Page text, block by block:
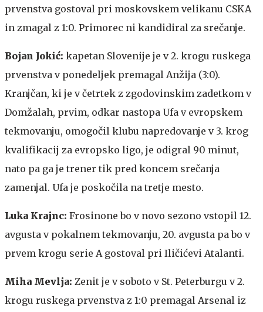
prvenstva gostoval pri moskovskem velikanu CSKA
in zmagal z 1:0. Primorec ni kandidiral za srečanje.
Bojan Jokić: kapetan Slovenije je v 2. krogu ruskega
prvenstva v ponedeljek premagal Anžija (3:0).
Kranjčan, ki je v četrtek z zgodovinskim zadetkom v
Domžalah, prvim, odkar nastopa Ufa v evropskem
tekmovanju, omogočil klubu napredovanje v 3. krog
kvalifikacij za evropsko ligo, je odigral 90 minut,
nato pa ga je trener tik pred koncem srečanja
zamenjal. Ufa je poskočila na tretje mesto.
Luka Krajnc: Frosinone bo v novo sezono vstopil 12.
avgusta v pokalnem tekmovanju, 20. avgusta pa bo v
prvem krogu serie A gostoval pri Iličićevi Atalanti.
Miha Mevlja: Zenit je v soboto v St. Peterburgu v 2.
krogu ruskega prvenstva z 1:0 premagal Arsenal iz